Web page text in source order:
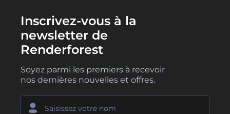
Inscrivez-vous à la
newsletter de
Renderforest
Soyez parmi les premiers à recevoir
nos dernières nouvelles et offres.